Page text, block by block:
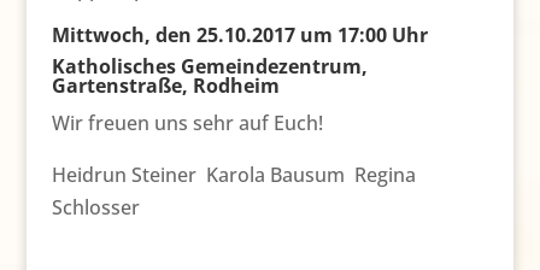
Mittwoch, den 25.10.2017 um 17:00 Uhr
Katholisches Gemeindezentrum,
Gartenstraße, Rodheim
Wir freuen uns sehr auf Euch!
Heidrun Steiner Karola Bausum Regina
Schlosser